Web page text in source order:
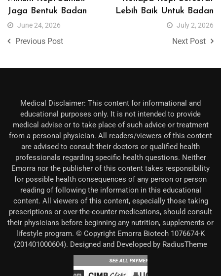
Jaga Bentuk Badan
June 24, 2026
Previous Post
Lebih Baik Untuk Badan
July 2, 2026
Next Post
Medical Disclaimer: This content for informational and
educational purposes only. It is not intended to provide
medical advise or to take place of such advice or treatment
from a personal physician. All readers/viewers of this content
are advised to consult their doctors or qualified health
professionals regarding specific health questions. Neither
Emorra nor the publisher of this content takes responsibility
for possible health consequences of any person or person
reading of following the information in this educational
content. All viewers of this content, especially those taking
prescriptions or over-the-counter medications, should consult
their physicians before beginning any nutrition, supplements or
lifestyle program. © Copyright Emorra Biotech 1076674-K
(201401000604). Designed and Developed by RadiusTheme